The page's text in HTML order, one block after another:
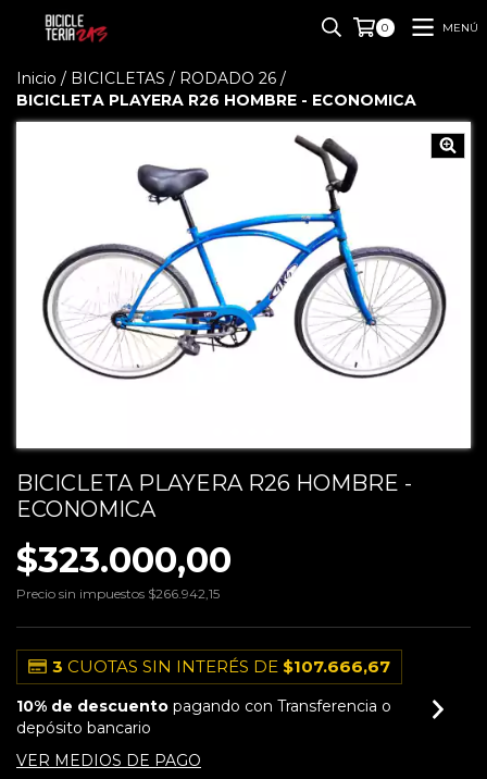
0 MENÚ
Inicio / BICICLETAS / RODADO 26 /
BICICLETA PLAYERA R26 HOMBRE - ECONOMICA
BICICLETA PLAYERA R26 HOMBRE -
ECONOMICA
$323.000,00
Precio sin impuestos $266.942,15
3 CUOTAS SIN INTERÉS DE $107.666,67
10% de descuento pagando con Transferencia o
depósito bancario
VER MEDIOS DE PAGO